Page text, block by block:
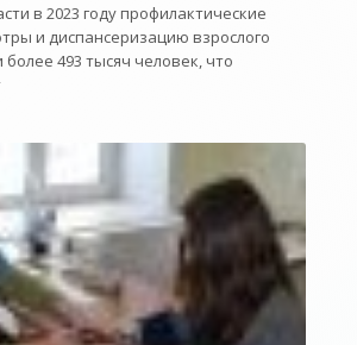
в 2023 году профилактические
и диспансеризацию взрослого
493 тысяч человек, что